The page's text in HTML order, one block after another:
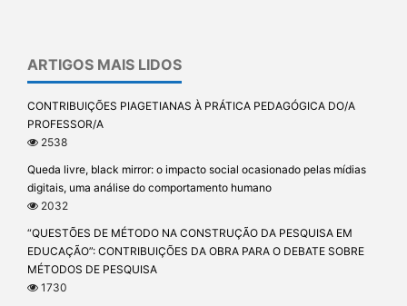
ARTIGOS MAIS LIDOS
CONTRIBUIÇÕES PIAGETIANAS À PRÁTICA PEDAGÓGICA DO/A
PROFESSOR/A
2538
Queda livre, black mirror: o impacto social ocasionado pelas mídias
digitais, uma análise do comportamento humano
2032
“QUESTÕES DE MÉTODO NA CONSTRUÇÃO DA PESQUISA EM
EDUCAÇÃO”: CONTRIBUIÇÕES DA OBRA PARA O DEBATE SOBRE
MÉTODOS DE PESQUISA
1730